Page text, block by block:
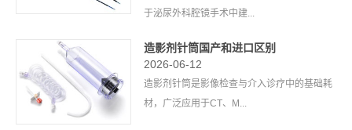
于泌尿外科腔镜手术中建...
造影剂针筒国产和进口区别
2026-06-12
造影剂针筒是影像检查与介入诊疗中的基础耗
材，广泛应用于CT、M...